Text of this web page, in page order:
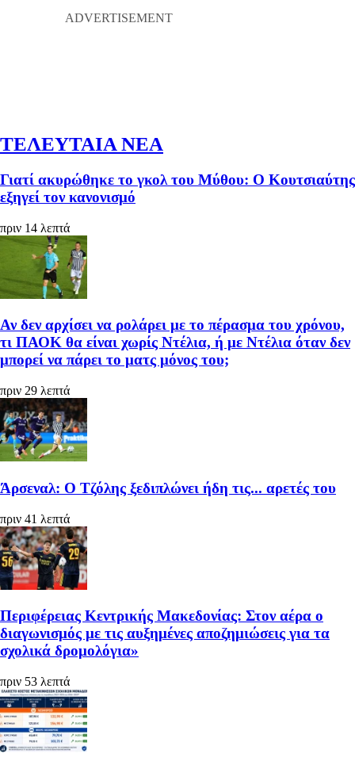
ΤΕΛΕΥΤΑΙΑ ΝΕΑ
Γιατί ακυρώθηκε το γκολ του Μύθου: Ο Κουτσιαύτης
εξηγεί τον κανονισμό
πριν 14 λεπτά
Αν δεν αρχίσει να ρολάρει με το πέρασμα του χρόνου,
τι ΠΑΟΚ θα είναι χωρίς Ντέλια, ή με Ντέλια όταν δεν
μπορεί να πάρει το ματς μόνος του;
πριν 29 λεπτά
Άρσεναλ: Ο Τζόλης ξεδιπλώνει ήδη τις... αρετές του
πριν 41 λεπτά
Περιφέρειας Κεντρικής Μακεδονίας: Στον αέρα ο
διαγωνισμός με τις αυξημένες αποζημιώσεις για τα
σχολικά δρομολόγια»
πριν 53 λεπτά